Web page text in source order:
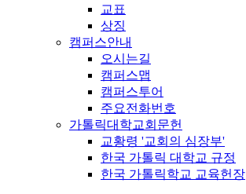
교표
상징
캠퍼스안내
오시는길
캠퍼스맵
캠퍼스투어
주요전화번호
가톨릭대학교회문헌
교황령 '교회의 심장부'
한국 가톨릭 대학교 규정
한국 가톨릭학교 교육헌장